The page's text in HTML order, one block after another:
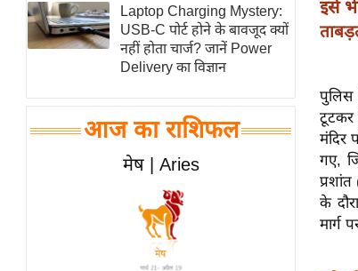
एम.
आर.
आई.
समीक्षा
धर्म
ज्योतिष
Laptop Charging Mystery:
USB-C पोर्ट होने के बावजूद क्यों
नहीं होता चार्ज? जानें Power
Delivery का विज्ञान
आज का राशिफल
मेष | Aries
इसे
पुलिस
टूटकर
मंदिर
गए,
के
मार्ग